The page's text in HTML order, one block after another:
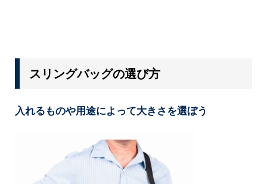
スリングバッグの選び方
入れるものや用途によって大きさを選ぼう